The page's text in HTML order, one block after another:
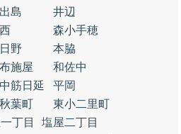
出島
井辺
西
森小手穂
日野
本脇
布施屋
和佐中
中筋日延
平岡
秋葉町
東小二里町
丁目
塩屋二丁目